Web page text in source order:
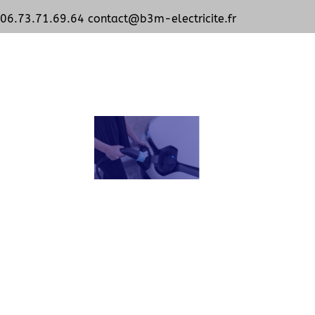
06.73.71.69.64 contact@b3m-electricite.fr